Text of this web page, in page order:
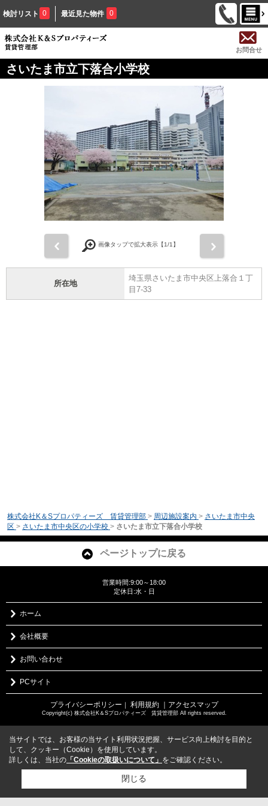
検討リスト 0 最近見た物件 0
お問合せ
さいたま市立下落合小学校
画像タップで拡大表示【1/1】
所在地
埼玉県さいたま市中央区上落合１丁
目7-33
株式会社K＆Sプロパティーズ 賃貸管理部 > 周辺施設案内 > さいたま市中央
区 > さいたま市中央区の小学校 > さいたま市立下落合小学校
ページトップに戻る
営業時間:9:00～18:00
定休日:水・日
ホーム
会社概要
お問い合わせ
PCサイト
プライバシーポリシー ｜ 利用規約 ｜アクセスマップ
Copyright(c) 株式会社K＆Sプロパティーズ 賃貸管理部 All rights reserved.
当サイトでは、お客様の当サイト利用状況把握、サービス向上検討を目的と
して、クッキー（Cookie）を使用しています。
詳しくは、当社の 「Cookieの取扱いについて」 をご確認ください。
閉じる